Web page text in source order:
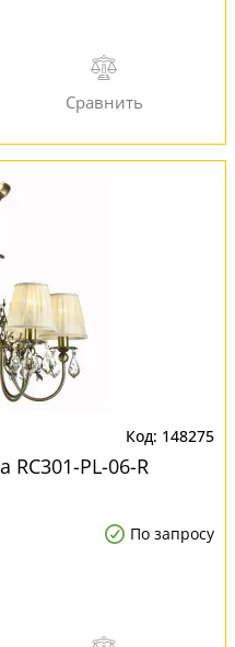
148275
RC301-PL-06-R
По запросу